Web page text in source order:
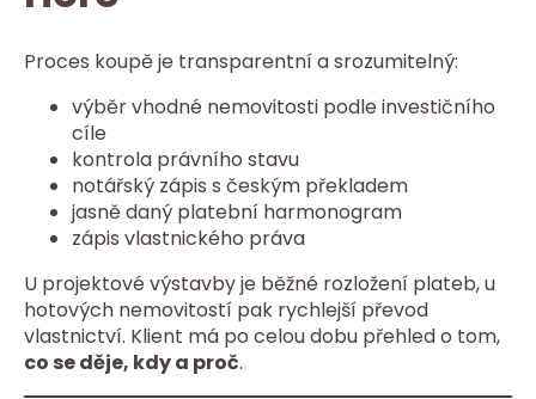
Proces koupě je transparentní a srozumitelný:
výběr vhodné nemovitosti podle investičního
cíle
kontrola právního stavu
notářský zápis s českým překladem
jasně daný platební harmonogram
zápis vlastnického práva
U projektové výstavby je běžné rozložení plateb, u
hotových nemovitostí pak rychlejší převod
vlastnictví. Klient má po celou dobu přehled o tom,
co se děje, kdy a proč.